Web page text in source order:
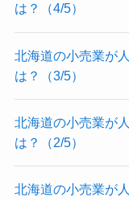
は？（4/5）
北海道の小売業が
は？（3/5）
北海道の小売業が
は？（2/5）
北海道の小売業が